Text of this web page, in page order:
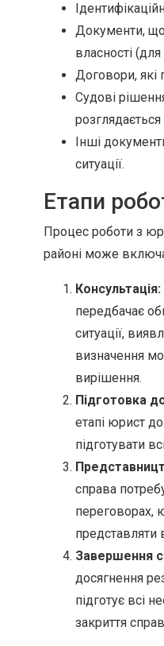
Документи,
власності
Договори, які
Судові
розглядається
Інші
ситуації.
Етапи
Процес роботи з
районі може
Консультація:
передбачає
ситуації,
визначення
вирішення.
Підготовка
етапі юрист
підготувати
справа
переговорах,
представляти
Завершення
досягнення
підготує всі
закриття